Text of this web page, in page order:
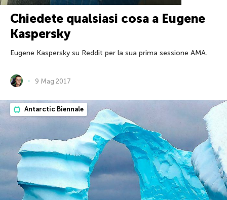
Chiedete qualsiasi cosa a Eugene
Kaspersky
Eugene Kaspersky su Reddit per la sua prima sessione AMA.
9 Mag 2017
Antarctic Biennale